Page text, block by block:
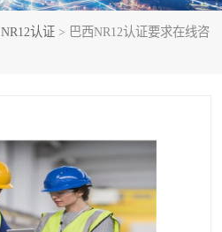
NR12认证 > 巴西NR12认证要求在线咨
RETIE认证